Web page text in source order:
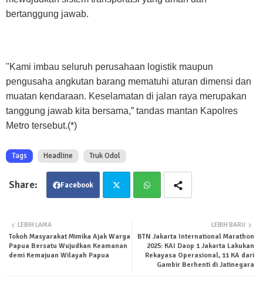
bertanggung jawab.
"Kami imbau seluruh perusahaan logistik maupun
pengusaha angkutan barang mematuhi aturan dimensi dan
muatan kendaraan. Keselamatan di jalan raya merupakan
tanggung jawab kita bersama,” tandas mantan Kapolres
Metro tersebut.(*)
Tags Headline Truk Odol
Facebook
ter tsa
LEBIH BARU
BTN Jakarta International Marathon
2025: KAI Daop 1 Jakarta Lakukan
Rekayasa Operasional, 11 KA dari
Gambir Berhenti di Jatinegara
LEBIH LAMA
Tokoh Masyarakat Mimika Ajak Warga
Papua Bersatu Wujudkan Keamanan
demi Kemajuan Wilayah Papua